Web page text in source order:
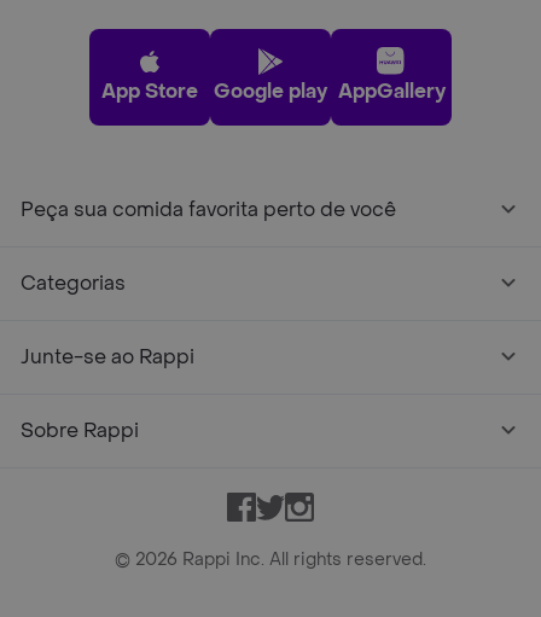
App Store Google play AppGallery
Peça sua comida favorita perto de você
Categorias
Junte-se ao Rappi
Sobre Rappi
Facebook
TwitterInstagram
© 2026 Rappi Inc. All rights reserved.